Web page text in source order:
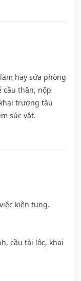
hay sửa phòng
cầu thân, nộp
trương tàu
súc vật.
kiện tụng.
cầu tài lộc, khai